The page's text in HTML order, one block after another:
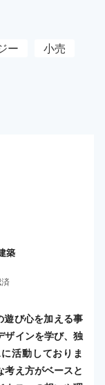
ー
小売
築
遊び心を加える事
ザインを学び、独
活動しておりま
考え方がベースと